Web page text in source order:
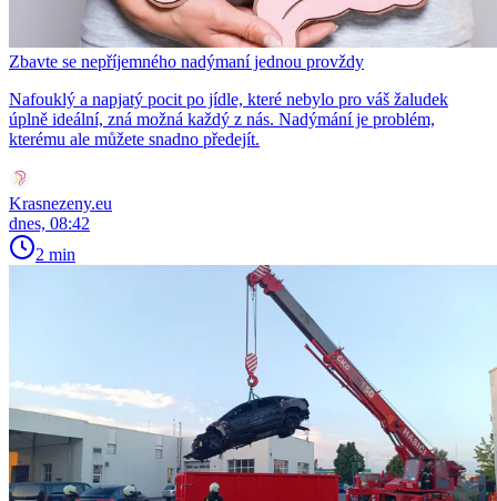
Zbavte se nepříjemného nadýmaní jednou provždy
Nafouklý a napjatý pocit po jídle, které nebylo pro váš žaludek
úplně ideální, zná možná každý z nás. Nadýmání je problém,
kterému ale můžete snadno předejít.
Krasnezeny.eu
dnes, 08:42
2 min